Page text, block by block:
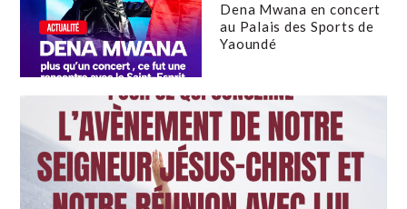
Dena Mwana en concert
au Palais des Sports de
Yaoundé